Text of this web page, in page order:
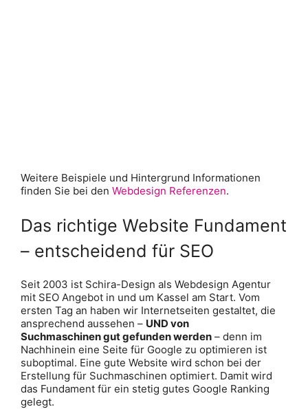
Weitere Beispiele und Hintergrund Informationen
finden Sie bei den Webdesign Referenzen.
Das richtige Website Fundament
– entscheidend für SEO
Seit 2003 ist Schira-Design als Webdesign Agentur
mit SEO Angebot in und um Kassel am Start. Vom
ersten Tag an haben wir Internetseiten gestaltet, die
ansprechend aussehen – UND von
Suchmaschinen gut gefunden werden – denn im
Nachhinein eine Seite für Google zu optimieren ist
suboptimal. Eine gute Website wird schon bei der
Erstellung für Suchmaschinen optimiert. Damit wird
das Fundament für ein stetig gutes Google Ranking
gelegt.